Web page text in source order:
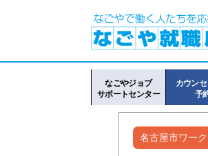
なごやジョブ
サポートセンター
カウン
予
名古屋市ワー